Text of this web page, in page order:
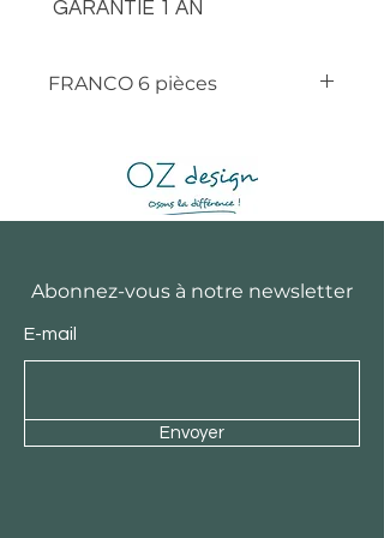
GARANTIE 1 AN
FRANCO 6 pièces
Abonnez-vous à notre newsletter
E-mail
Envoyer